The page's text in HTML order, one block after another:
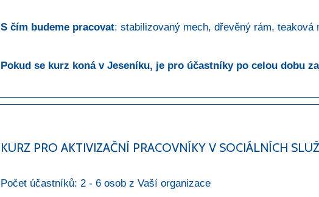
S čím budeme pracovat: stabilizovaný mech, dřevěný rám,
Pokud se kurz koná v Jeseníku, je pro účastníky po celou dobu
KURZ PRO AKTIVIZAČNÍ PRACOVNÍKY V SOCIÁLNÍCH
Počet účastníků: 2 - 6 osob z Vaší organizace